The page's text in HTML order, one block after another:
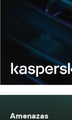
Amenazas